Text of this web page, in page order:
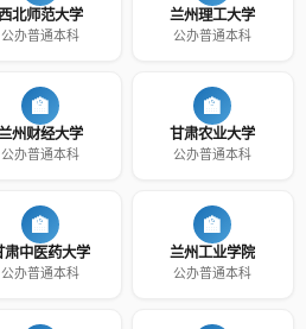
北师范大学
公办普通本科
兰州理工大学
公办普通本科
🏫
州财经大学
公办普通本科
🏫
甘肃农业大学
公办普通本科
🏫
肃中医药大学
公办普通本科
🏫
兰州工业学院
公办普通本科